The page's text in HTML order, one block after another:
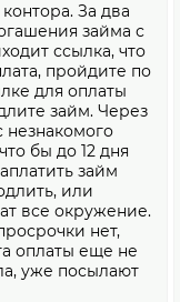
За два
займа с
ссылка, что
пройдите по
для оплаты
займ. Через
незнакомого
бы до 12 дня
займ
или
все окружение.
нет,
оплаты еще не
уже посылают